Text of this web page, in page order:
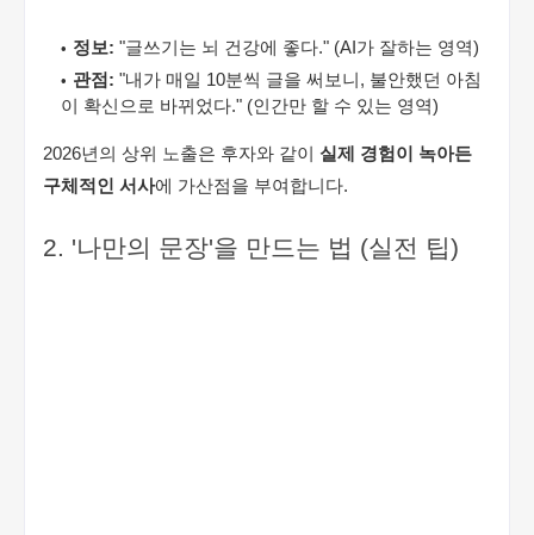
정보: "글쓰기는 뇌 건강에 좋다." (AI가 잘하는 영역)
관점: "내가 매일 10분씩 글을 써보니, 불안했던 아침
이 확신으로 바뀌었다." (인간만 할 수 있는 영역)
2026년의 상위 노출은 후자와 같이 실제 경험이 녹아든
구체적인 서사에 가산점을 부여합니다.
2. '나만의 문장'을 만드는 법 (실전 팁)